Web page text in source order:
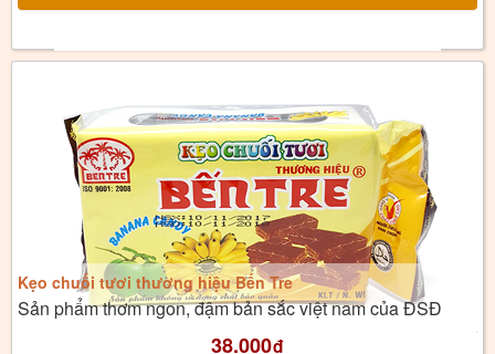
Kẹo chuối tươi thương hiệu Bến Tre
Sản phẩm thơm ngon, đậm bản sắc việt nam của ĐSĐ
38.000đ